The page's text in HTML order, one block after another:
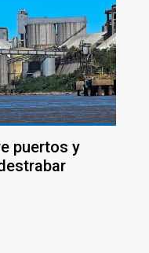
puertos y